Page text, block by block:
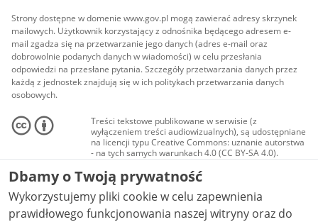
Strony dostępne w domenie www.gov.pl mogą zawierać adresy skrzynek
mailowych. Użytkownik korzystający z odnośnika będącego adresem e-
mail zgadza się na przetwarzanie jego danych (adres e-mail oraz
dobrowolnie podanych danych w wiadomości) w celu przesłania
odpowiedzi na przesłane pytania. Szczegóły przetwarzania danych przez
każdą z jednostek znajdują się w ich politykach przetwarzania danych
osobowych.
Treści tekstowe publikowane w serwisie (z
wyłączeniem treści audiowizualnych), są udostępniane
na licencji typu Creative Commons: uznanie autorstwa
- na tych samych warunkach 4.0 (CC BY-SA 4.0).
Materiały audiowizualne, w tym zdjęcia, materiały
audio i wideo, są udostępniane na licencji typu
Creative Commons: uznanie autorstwa użycie
niekomercyjne - bez utworów zależnych 4.0 (CC BY-
NC-ND 4.0), o ile nie jest to stwierdzone inaczej.
Dbamy o Twoją prywatność
Wykorzystujemy pliki cookie w celu zapewnienia
prawidłowego funkcjonowania naszej witryny oraz do